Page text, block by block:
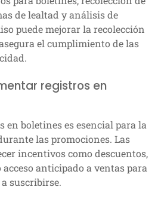
de lealtad y análisis de
puede mejorar la recolección
el cumplimiento de las
registros en
en boletines es esencial para la
las promociones. Las
incentivos como descuentos,
anticipado a ventas para
suscribirse.